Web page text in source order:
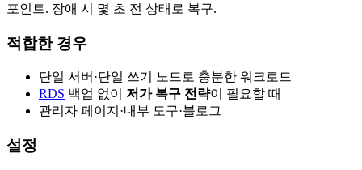
포인트. 장애 시 몇 초 전 상태로 복구.
적합한 경우
단일 서버·단일 쓰기 노드로 충분한 워크로드
RDS 백업 없이 저가 복구 전략이 필요할 때
관리자 페이지·내부 도구·블로그
설정